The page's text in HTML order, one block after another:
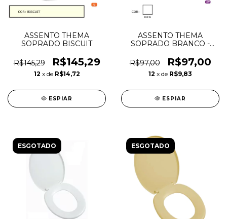
ASSENTO THEMA
SOPRADO BISCUIT
R$145,29 R$145,29
12 x de R$14,72
ESPIAR
ASSENTO THEMA
SOPRADO BRANCO -
R$97,00
R$97,00
12 x de R$9,83
ESPIAR
ESGOTADO ESGOTADO